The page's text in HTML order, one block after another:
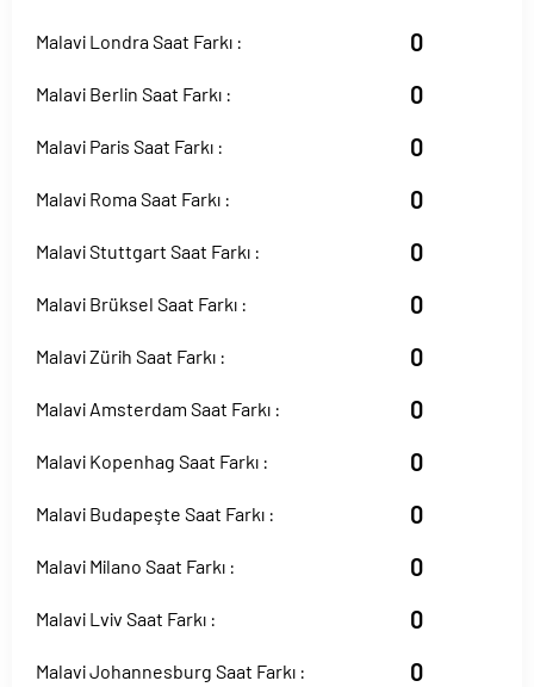
Malavi Londra Saat Farkı : 0
Malavi Berlin Saat Farkı : 0
Malavi Paris Saat Farkı : 0
Malavi Roma Saat Farkı : 0
Malavi Stuttgart Saat Farkı : 0
Malavi Brüksel Saat Farkı : 0
Malavi Zürih Saat Farkı : 0
Malavi Amsterdam Saat Farkı : 0
Malavi Kopenhag Saat Farkı : 0
Malavi Budapeşte Saat Farkı : 0
Malavi Milano Saat Farkı : 0
Malavi Lviv Saat Farkı : 0
Malavi Johannesburg Saat Farkı : 0